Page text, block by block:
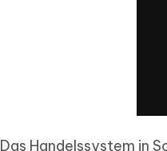
Das Handelssystem in